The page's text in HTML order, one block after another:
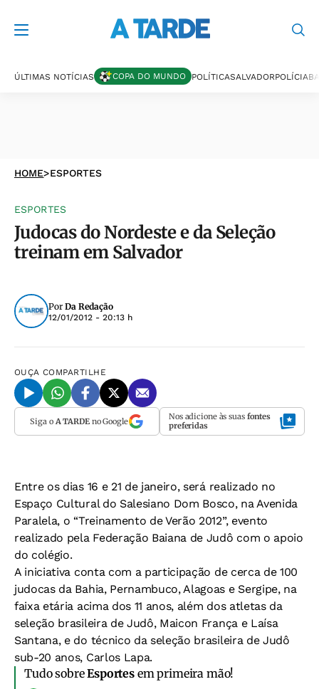
ÚLTIMAS NOTÍCIAS COPA DO MUNDO POLÍTICASALVADORPOLÍCIA
HOME>ESPORTES
ESPORTES
Judocas do Nordeste e da Seleção
treinam em Salvador
Por Da Redação
12/01/2012 - 20:13 h
OUÇA COMPARTILHE
Siga o A TARDEno Google Nos adicione às suas fontes
preferidas
Entre os dias 16 e 21 de janeiro, será realizado no
Espaço Cultural do Salesiano Dom Bosco, na Avenida
Paralela, o “Treinamento de Verão 2012”, evento
realizado pela Federação Baiana de Judô com o apoio
do colégio.
A iniciativa conta com a participação de cerca de 100
judocas da Bahia, Pernambuco, Alagoas e Sergipe, na
faixa etária acima dos 11 anos, além dos atletas da
seleção brasileira de Judô, Maicon França e Laísa
Santana, e do técnico da seleção brasileira de Judô
sub-20 anos, Carlos Lapa.
Tudo sobreEsportesem primeira mão!